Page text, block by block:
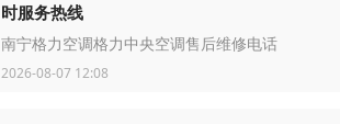
时服务热线
南宁格力空调格力中央空调售后维修电话
2026-08-07 12:08